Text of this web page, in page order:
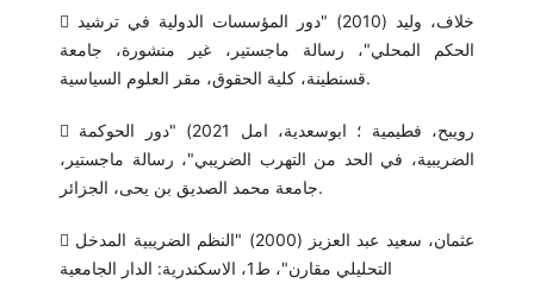
 خلاف، وليد (2010) "دور المؤسسات الدولية في ترشيد
الحكم المحلي"، رسالة ماجستير، غير منشورة، جامعة
قسنطينة، كلية الحقوق، مقر العلوم السياسية.
 رويبح، فطيمية ؛ ابوسعدية، امل 2021) "دور الحوكمة
الضريبية، في الحد من التهرب الضريبي"، رسالة ماجستير،
جامعة محمد الصديق بن يحى، الجزائر.
 عثمان، سعيد عبد العزيز (2000) "النظم الضريبية المدخل
التحليلي مقارن"، ط1، الاسكندرية: الدار الجامعية